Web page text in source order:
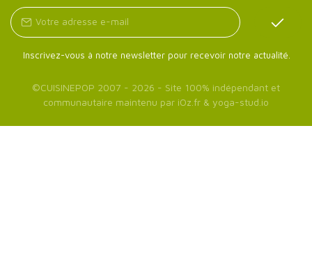
Inscrivez-vous à notre newsletter pour recevoir notre actualité.
©CUISINEPOP 2007 - 2026 - Site 100% indépendant et
communautaire maintenu par iOz.fr & yoga-stud.io